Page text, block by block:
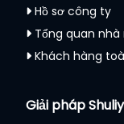
Hồ sơ công ty
Tổng quan
Khách hàng
Giải pháp Shuliy